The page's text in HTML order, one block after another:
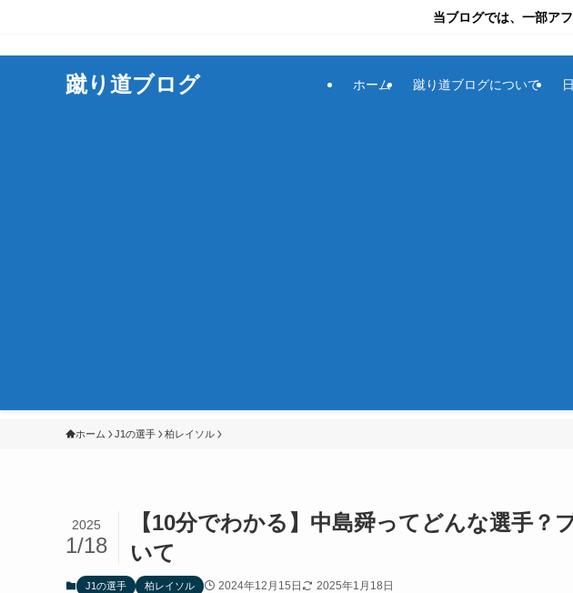
当ブログでは、一部ア
蹴り道ブログ ホーム 蹴り道ブログについて
ホーム J1の選手 柏レイソル
【10分でわかる】中島舜ってどんな選手？
いて
2025
1/18
J1の選手 柏レイソル 2024年12月15日 2025年1月18日